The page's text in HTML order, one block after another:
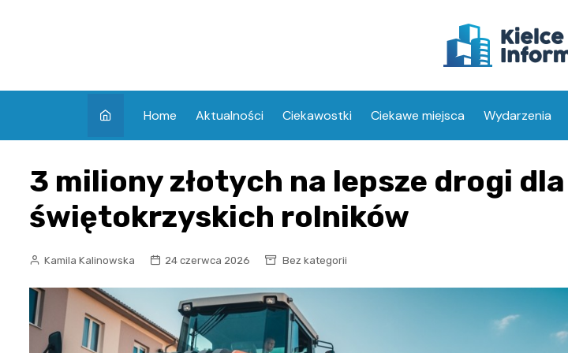
Home Aktualności Ciekawostki Ciekawe miejsca Wydarzenia
3 miliony złotych na lepsze drogi dla
świętokrzyskich rolników
Kamila Kalinowska 24 czerwca 2026 Bez kategorii